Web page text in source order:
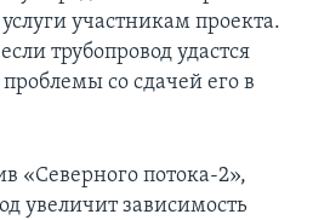
участникам проекта.
трубопровод удастся
со сдачей его в
«Северного потока-2»,
увеличит зависимость